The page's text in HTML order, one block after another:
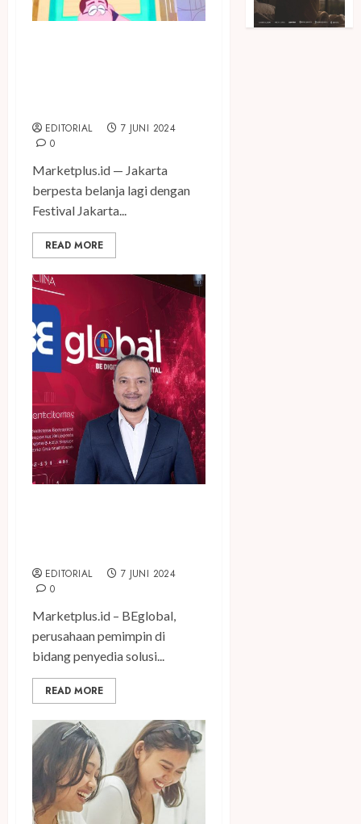
EDITORIAL
7 JUNI 2024
0
Marketplus.id — Jakarta
berpesta belanja lagi dengan
Festival Jakarta...
READ MORE
EDITORIAL
7 JUNI 2024
0
Marketplus.id – BEglobal,
perusahaan pemimpin di
bidang penyedia solusi...
READ MORE